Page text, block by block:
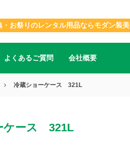
お祭りのレンタル用品ならモダン装美
よくあるご質問 会社概要
冷蔵ショーケース 321L
ケース 321L